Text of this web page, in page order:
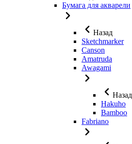
Бумага для акварели
Назад
Sketchmarker
Canson
Amatruda
Awagami
Назад
Hakuho
Bamboo
Fabriano